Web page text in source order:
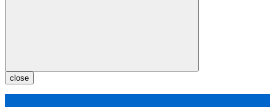
close